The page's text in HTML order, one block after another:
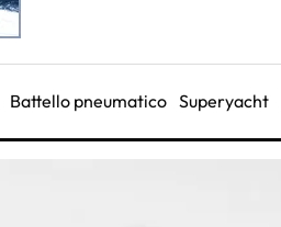
Battello pneumatico Superyacht